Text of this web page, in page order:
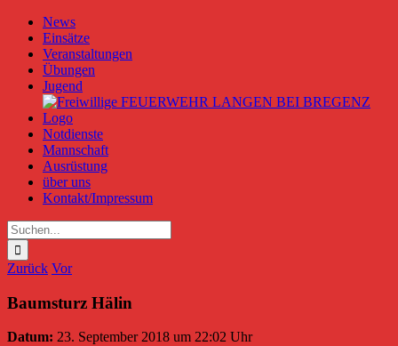
Zum
Inhalt
springen
News
Einsätze
Veranstaltungen
Übungen
Jugend
Notdienste
Mannschaft
Ausrüstung
über uns
Kontakt/Impressum
Suche
nach:
Zurück Vor
Baumsturz Hälin
Datum: 23. September 2018 um 22:02 Uhr